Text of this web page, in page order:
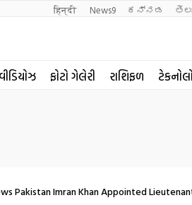
हिन्दी News9 ಕನ್ನಡ
વીડિયોઝ ફોટો ગેલેરી રાશિફળ
Pakistan Imran Khan Appointed